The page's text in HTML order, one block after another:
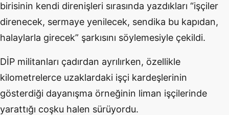
birisinin kendi direnişleri sırasında yazdıkları “işçiler
direnecek, sermaye yenilecek, sendika bu kapıdan,
halaylarla girecek” şarkısını söylemesiyle çekildi.
DİP militanları çadırdan ayrılırken, özellikle
kilometrelerce uzaklardaki işçi kardeşlerinin
gösterdiği dayanışma örneğinin liman işçilerinde
yarattığı coşku halen sürüyordu.